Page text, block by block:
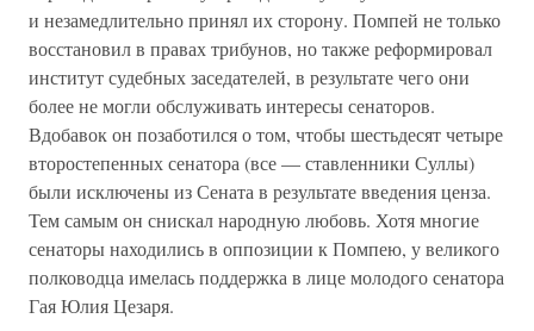
и незамедлительно принял их сторону. Помпей не только
восстановил в правах трибунов, но также реформировал
институт судебных заседателей, в результате чего они
более не могли обслуживать интересы сенаторов.
Вдобавок он позаботился о том, чтобы шестьдесят четыре
второстепенных сенатора (все — ставленники Суллы)
были исключены из Сената в результате введения ценза.
Тем самым он снискал народную любовь. Хотя многие
сенаторы находились в оппозиции к Помпею, у великого
полководца имелась поддержка в лице молодого сенатора
Гая Юлия Цезаря.